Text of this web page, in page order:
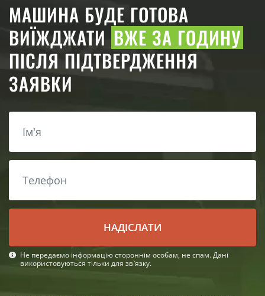
МАШИНА БУДЕ ГОТОВА
ВИЇЖДЖАТИ ВЖЕ ЗА ГОДИНУ
ПІСЛЯ ПІДТВЕРДЖЕННЯ
ЗАЯВКИ
НАДІСЛАТИ
Не передаємо інформацію стороннім особам, не спам. Дані
використовуються тільки для зв`язку.